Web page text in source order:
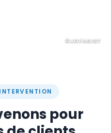
©JOFAGIST
pour